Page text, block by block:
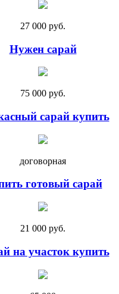
27 000 руб.
Нужен сарай
75 000 руб.
сарай купить
договорная
готовый сарай
21 000 руб.
на участок купить